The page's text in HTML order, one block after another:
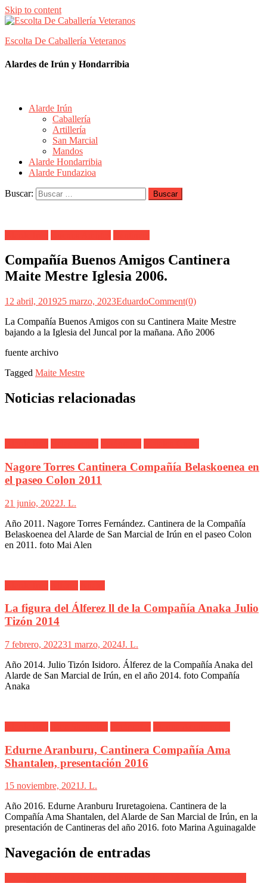
Skip to content
Escolta De Caballería Veteranos
Alardes de Irún y Hondarribia
Alarde Irún
Caballería
Artillería
San Marcial
Mandos
Alarde Hondarribia
Alarde Fundazioa
Buscar:
Compañía Buenos Amigos Cantinera
Maite Mestre Iglesia 2006.
12 abril, 201925 marzo, 2023EduardoComment(0)
La Compañía Buenos Amigos con su Cantinera Maite Mestre
bajando a la Iglesia del Juncal por la mañana. Año 2006
fuente archivo
Tagged Maite Mestre
Noticias relacionadas
Nagore Torres Cantinera Compañía Belaskoenea en
el paseo Colon 2011
21 junio, 2022J. L.
Año 2011. Nagore Torres Fernández. Cantinera de la Compañía
Belaskoenea del Alarde de San Marcial de Irún en el paseo Colon
en 2011. foto Mai Alen
La figura del Álferez ll de la Compañía Anaka Julio
Tizón 2014
7 febrero, 202231 marzo, 2024J. L.
Año 2014. Julio Tizón Isidoro. Álferez de la Compañía Anaka del
Alarde de San Marcial de Irún, en el año 2014. foto Compañía
Anaka
Edurne Aranburu, Cantinera Compañía Ama
Shantalen, presentación 2016
15 noviembre, 2021J. L.
Año 2016. Edurne Aranburu Iruretagoiena. Cantinera de la
Compañía Ama Shantalen, del Alarde de San Marcial de Irún, en la
presentación de Cantineras del año 2016. foto Marina Aguinagalde
Navegación de entradas